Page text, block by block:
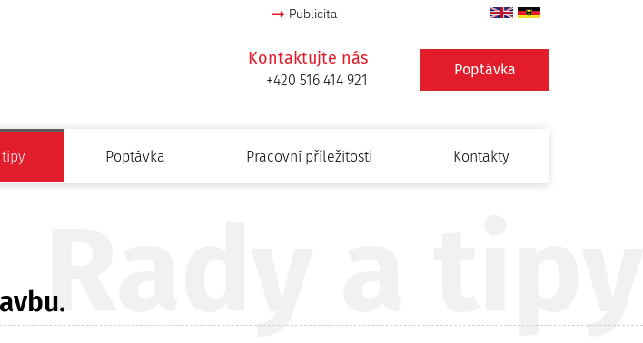
Publicita
Kontaktujte nás
+420 516 414 921
Poptávka
tipy Poptávka Pracovní příležitosti Kontakty
Rady a tipy